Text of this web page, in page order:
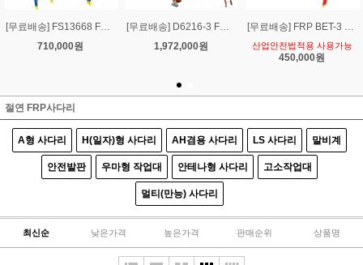
[무료배송] FS13668 FRP 비전도체 절연 듀얼 다목적 6단 사다리AH형 1.8M~3.2M / 하중150kg
710,000원
[무료배송] D6216-3 FRP 비전도체 3연식 절연 로프사다리 축소1.8M/연장3.9M
1,972,000원
[무료배송] FRP BET-3 말비계 비전도체 절연사다리안전난간 와이드 3단 사다리
산업안전법적용 사용가능
450,000원
절연 FRP사다리
A형 사다리 H(일자)형 사다리 AH겸용 사다리 LS 사다리 말비계
안전발판 우마형 작업대 안테나형 사다리 고소작업대
멀티(만능) 사다리
최신순 낮은가격 높은가격 판매순위 상품명